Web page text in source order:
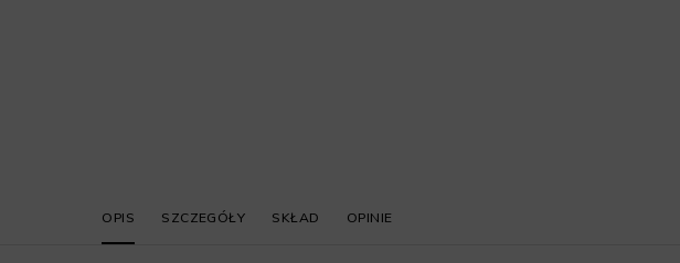
OPIS SZCZEGÓŁY SKŁAD OPINIE